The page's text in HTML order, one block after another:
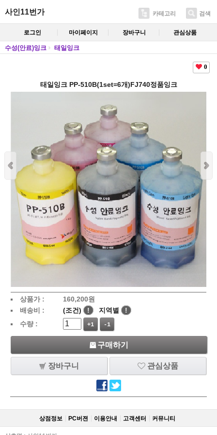
사인11번가 카테고리 검색
로그인 마이페이지 장바구니 관심상품
수성(안료)잉크 태일잉크
0
태일잉크 PP-510B(1set=6개)FJ740정품잉크
상품가 : 160,200원
배송비 :
(조건) ! 지역별
!
수량 :
+1 -1
구매하기
장바구니 관심상품
상점정보 PC버젼 이용안내 고객센터 커뮤니티